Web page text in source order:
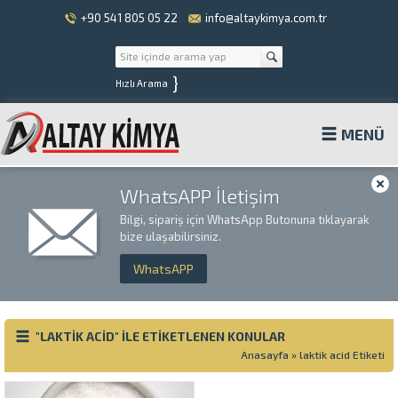
+90 541 805 05 22 info@altaykimya.com.tr
Hızlı Arama }
MENÜ
WhatsAPP İletişim
Bilgi, sipariş için WhatsApp Butonuna tıklayarak
bize ulaşabilirsiniz.
WhatsAPP
"LAKTIK ACID" ILE ETIKETLENEN KONULAR
Anasayfa » laktik acid Etiketi